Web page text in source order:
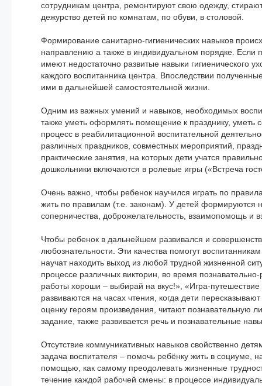
сотрудникам центра, ремонтируют свою одежду,
дежурство детей по комнатам, по обуви, в столовой.
Формирование санитарно-гигиенических навыков
направлению а также в индивидуальном порядке.
имеют недостаточно развитые навыки гигиенического
каждого воспитанника центра. Впоследствии
ими в дальнейшей самостоятельной жизни.
Одним из важных умений и навыков, необходимых
также уметь оформлять помещение к празднику, уметь
процесс в реабилитационной воспитательной
различных праздников, совместных мероприятий,
практические занятия, на которых дети учатся
дошкольники включаются в ролевые игры («Встреча
Очень важно, чтобы ребенок научился играть по
жить по правилам (т.е. законам). У детей формируются
соперничества, доброжелательность, взаимопомощь и
Чтобы ребенок в дальнейшем развивался и
любознательности. Эти качества помогут
научат находить выход из любой трудной жизненной
процессе различных викторин, во время
работы хороши – выбирай на вкус!», «Игра-
развиваются на часах чтения, когда дети
оценку героям произведения, читают познавательную
задание, также развивается речь и познавательные
Отсутствие коммуникативных навыков свойственно
задача воспитателя – помочь ребёнку жить в социуме,
помощью, как самому преодолевать жизненные
течение каждой рабочей смены: в процессе